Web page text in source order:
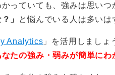
っていても、強みは思いつ
」
と悩んでいる人は多いは
Analytics 」を活用しまし
なたの強み・弱みが簡単にわ